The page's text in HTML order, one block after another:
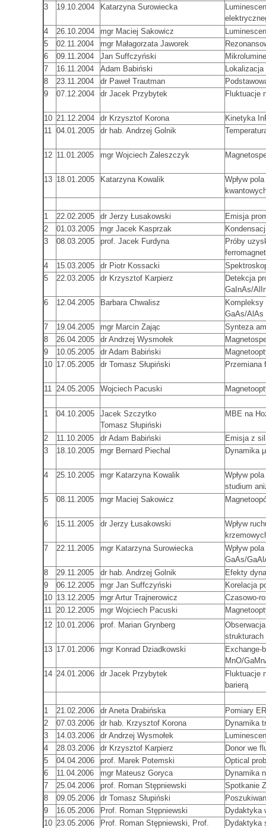
3 19.10.2004 Katarzyna Surowiecka
4
26.10.2004 mgr Maciej Sakowicz
5
02.11.2004 mgr Małagorzata Jaworek
6
09.11.2004 Jan Suffczyński
7
16.11.2004 Adam Babiński
8
23.11.2004 dr Paweł Trautman
9
07.12.2004 dr Jacek Przybytek Fluktuacje
10 21.12.2004 dr Krzysztof Korona
Kinetyka
11 04.01.2005 dr hab. Andrzej Golnik
12 11.01.2005 mgr Wojciech Zaleszczyk
13 18.01.2005 Katarzyna Kowalik
Wpływ
1 22.02.2005 dr Jerzy Łusakowski
Emisja
2
01.03.2005 mgr Jacek Kasprzak
3
08.03.2005 prof. Jacek Furdyna
Próby
4
15.03.2005 dr Piotr Kossacki
5
22.03.2005 dr Krzysztof Karpierz
Detekcja
GaInAs/
6
12.04.2005 Barbara Chwalisz
GaAs/AlAs
7
19.04.2005 mgr Marcin Zając
Synteza
8
26.04.2005 dr Andrzej Wysmołek
9
10.05.2005 dr Adam Babiński
10 17.05.2005 dr Tomasz Słupiński Przemiana
11 24.05.2005 Wojciech Pacuski
1 04.10.2005
Jacek Szczytko
Tomasz Słupiński
MBE na
2 11.10.2005 dr Adam Babiński
Emisja z
3
18.10.2005 mgr Bernard Piechal Dynamika
4 25.10.2005 mgr Katarzyna Kowalik
Wpływ
studium
5
08.11.2005 mgr Maciej Sakowicz
6 15.11.2005 dr Jerzy Łusakowski
Wpływ
7
22.11.2005 mgr Katarzyna Surowiecka
Wpływ
GaAs/
8
29.11.2005 dr hab. Andrzej Golnik
Efekty
9
06.12.2005 mgr Jan Suffczyński
Korelacja
10 13.12.2005 mgr Artur Trajnerowicz
Czasowo-
11 20.12.2005 mgr Wojciech Pacuski
12 10.01.2006 prof. Marian Grynberg
strukturach
13 17.01.2006 mgr Konrad Dziadkowski
Exchange-
MnO/
14 24.01.2006 dr Jacek Przybytek
Fluktuacje
barierą
1 21.02.2006 dr Aneta Drabińska
Pomiary
2
07.03.2006 dr hab. Krzysztof Korona
Dynamika
3
14.03.2006 dr Andrzej Wysmołek
4
28.03.2006 dr Krzysztof Karpierz
Donor we
5
04.04.2006 prof. Marek Potemski
Optical
6
11.04.2006 mgr Mateusz Goryca
Dynamika
7
25.04.2006 prof. Roman Stępniewski
Spotkanie
8
09.05.2006 dr Tomasz Słupiński
9
16.05.2006 Prof. Roman Stępniewski
Dydaktyka
10 23.05.2006
Prof. Roman Stępniewski, Prof.
Dydaktyka